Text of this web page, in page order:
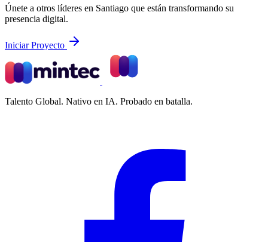
Únete a otros líderes en Santiago que están transformando su
presencia digital.
Iniciar Proyecto
Talento Global. Nativo en IA. Probado en batalla.